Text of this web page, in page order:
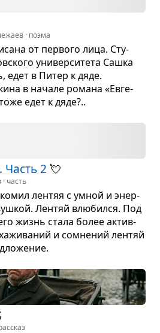
· поэма
от пер­вого лица. Сту­
уни­вер­си­тета Сашка
едет в Питер к дяде.
в начале романа «Евге­
едет к дяде?..
2 💘
часть
лен­тяя с умной и энер­
Лен­тяй влю­бился. Под
жизнь стала более актив­
и сомне­ний лен­тяй